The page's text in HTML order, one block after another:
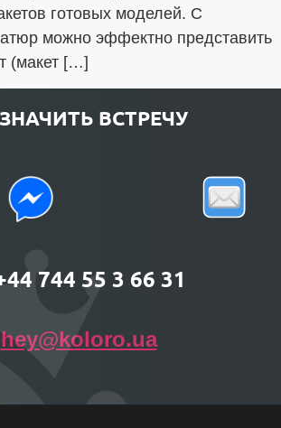
готовых моделей. С
можно эффектно представить
(макет […]
ВСТРЕЧУ
744 55 3 66 31
hey@koloro.ua